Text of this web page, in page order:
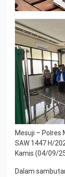
Mesuji – Polres
SAW 1447 H/
Kamis (04/09/
Dalam